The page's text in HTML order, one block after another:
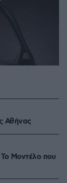
Αθήνας
Mοντέλο που